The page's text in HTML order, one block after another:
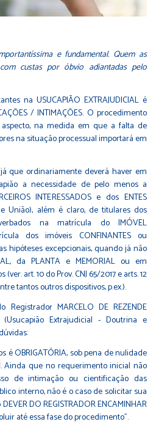
e fundamental. Quem as
custas por óbvio adiantadas pelo
na USUCAPIÃO EXTRAJUDICIAL é
/ INTIMAÇÕES. O procedimento
na medida em que a falta de
na situação processual importará em
que ordinariamente deverá haver em
a necessidade de pelo menos a
INTERESSADOS e dos ENTES
e União), além é claro, de titulares dos
na matrícula do IMÓVEL
dos imóveis CONFINANTES ou
hipóteses excepcionais, quando já não
da PLANTA e MEMORIAL ou em
art. 10 do Prov. CNJ 65/2017 e arts. 12
tantos outros dispositivos, p.ex.).
MARCELO DE REZENDE
(Usucapião Extrajudicial - Doutrina e
é OBRIGATÓRIA, sob pena de nulidade
Ainda que no requerimento inicial não
de intimação ou cientificação das
interno, não é o caso de solicitar sua
DO REGISTRADOR ENCAMINHAR
até essa fase do procedimento".